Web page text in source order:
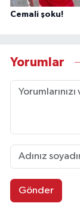
Cemali şoku!
Yorumlar
Gönder